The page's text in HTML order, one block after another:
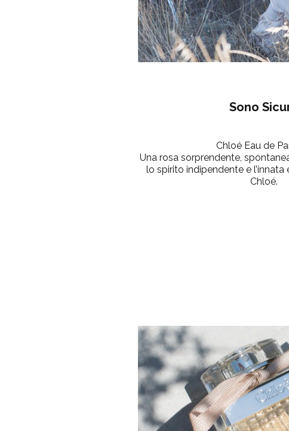
Sono
Chloé Eau de
Una rosa sorprendente,
lo spirito indipendente e
Chloé.